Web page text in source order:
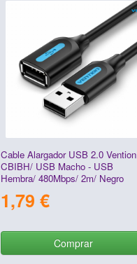
Cable Alargador USB 2.0 Vention
CBIBH/ USB Macho - USB
Hembra/ 480Mbps/ 2m/ Negro
1,79 €
Comprar